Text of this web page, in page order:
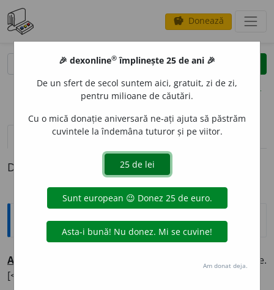
savings Donează
clear
opțiuni
definiții (1) pronunțievolume_up (50)
Definiția cu ID-ul 361902:
Explicative DEX
A
Larg, întins, dezvoltat; cu amănunte multe.
[<
🎉 dexonline® împlinește 25 de ani 🎉
De un sfert de secol suntem aici, gratuit, zi de zi,
pentru milioane de căutări.
Cu o mică donație aniversară ne-ați ajuta să păstrăm
cuvintele la îndemâna tuturor și pe viitor.
Am donat deja.